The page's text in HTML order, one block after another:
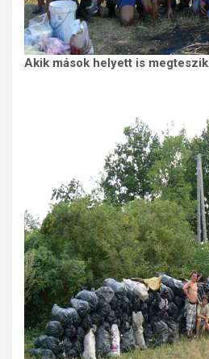
Akik mások helyett is megteszik